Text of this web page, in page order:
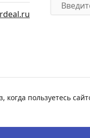
когда пользуетесь